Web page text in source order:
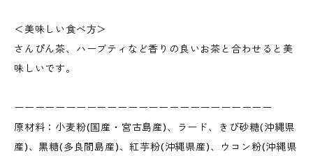
＜美味しい食べ方＞
さんぴん茶、ハーブティなど香りの良いお茶と合わせると美
味しいです。
ーーーーーーーーーーーーーーーーーーーーーーーーー
原材料：小麦粉(国産・宮古島産)、ラード、きび砂糖(沖縄県
産)、黒糖(多良間島産)、紅芋粉(沖縄県産)、ウコン粉(沖縄県